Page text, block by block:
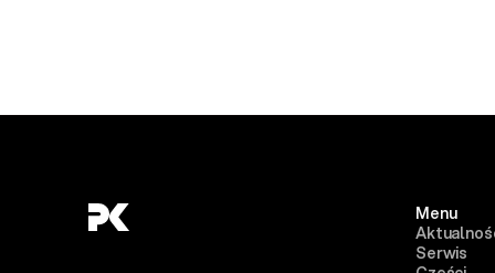
Menu
Serwis